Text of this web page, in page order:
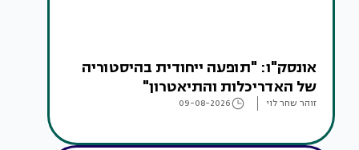
אונסק"ו: "תופעה ייחודית בהיסטוריה
של האדריכלות והתיאטרון"
זוהר שחר לוי 09-08-2026